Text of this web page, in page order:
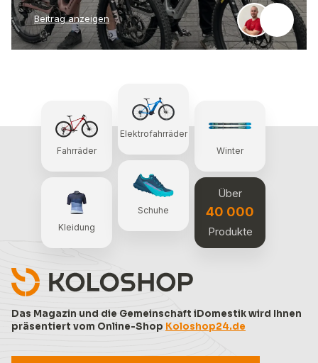
Beitrag anzeigen
Das Magazin und die Gemeinschaft iDomestik wird Ihnen
präsentiert vom Online-Shop Koloshop24.de
Fahrräder
Elektrofahrräder
Winter
Kleidung
Schuhe
Über
40 000
Produkte